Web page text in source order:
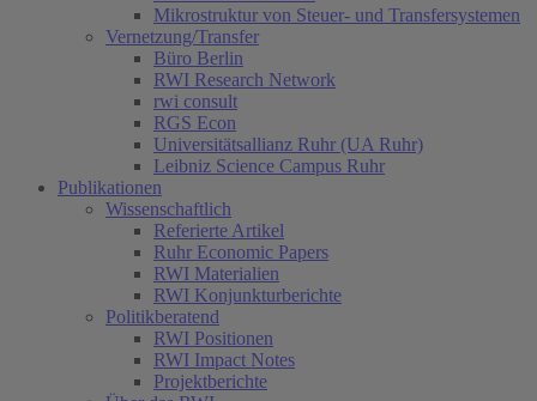
Mikrostruktur von Steuer- und Transfersystemen
Vernetzung/Transfer
Büro Berlin
RWI Research Network
rwi consult
RGS Econ
Universitätsallianz Ruhr (UA Ruhr)
Leibniz Science Campus Ruhr
Publikationen
Wissenschaftlich
Referierte Artikel
Ruhr Economic Papers
RWI Materialien
RWI Konjunkturberichte
Politikberatend
RWI Positionen
RWI Impact Notes
Projektberichte